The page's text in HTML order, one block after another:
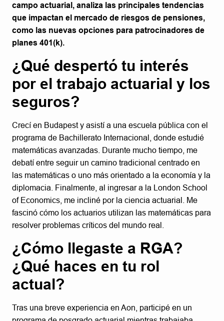
campo actuarial, analiza las principales tendencias
que impactan el mercado de riesgos de pensiones,
como las nuevas opciones para patrocinadores de
planes 401(k).
¿Qué despertó tu interés
por el trabajo actuarial y los
seguros?
Crecí en Budapest y asistí a una escuela pública con el
programa de Bachillerato Internacional, donde estudié
matemáticas avanzadas. Durante mucho tiempo, me
debatí entre seguir un camino tradicional centrado en
las matemáticas o uno más orientado a la economía y la
diplomacia. Finalmente, al ingresar a la London School
of Economics, me incliné por la ciencia actuarial. Me
fascinó cómo los actuarios utilizan las matemáticas para
resolver problemas críticos del mundo real.
¿Cómo llegaste a RGA?
¿Qué haces en tu rol
actual?
Tras una breve experiencia en Aon, participé en un